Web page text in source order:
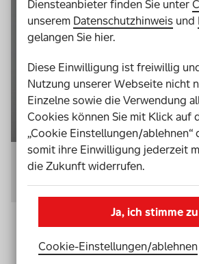
Sehen, sagt Mitja, der als Kameramann
wichtigste Sinn.
© privat
Diensteanbieter finden Sie unter
unserem Datenschutzhinweis und
gelangen Sie hier.
Diese Einwilligung ist freiwillig
Nutzung unserer Webseite nicht
Einzelne sowie die Verwendung
Cookies können Sie mit Klick auf
„Cookie Einstellungen/ablehnen“
somit ihre Einwilligung jederzeit
die Zukunft widerrufen.
Ja, ich stimme zu
Cookie-Einstellungen­/­ablehnen